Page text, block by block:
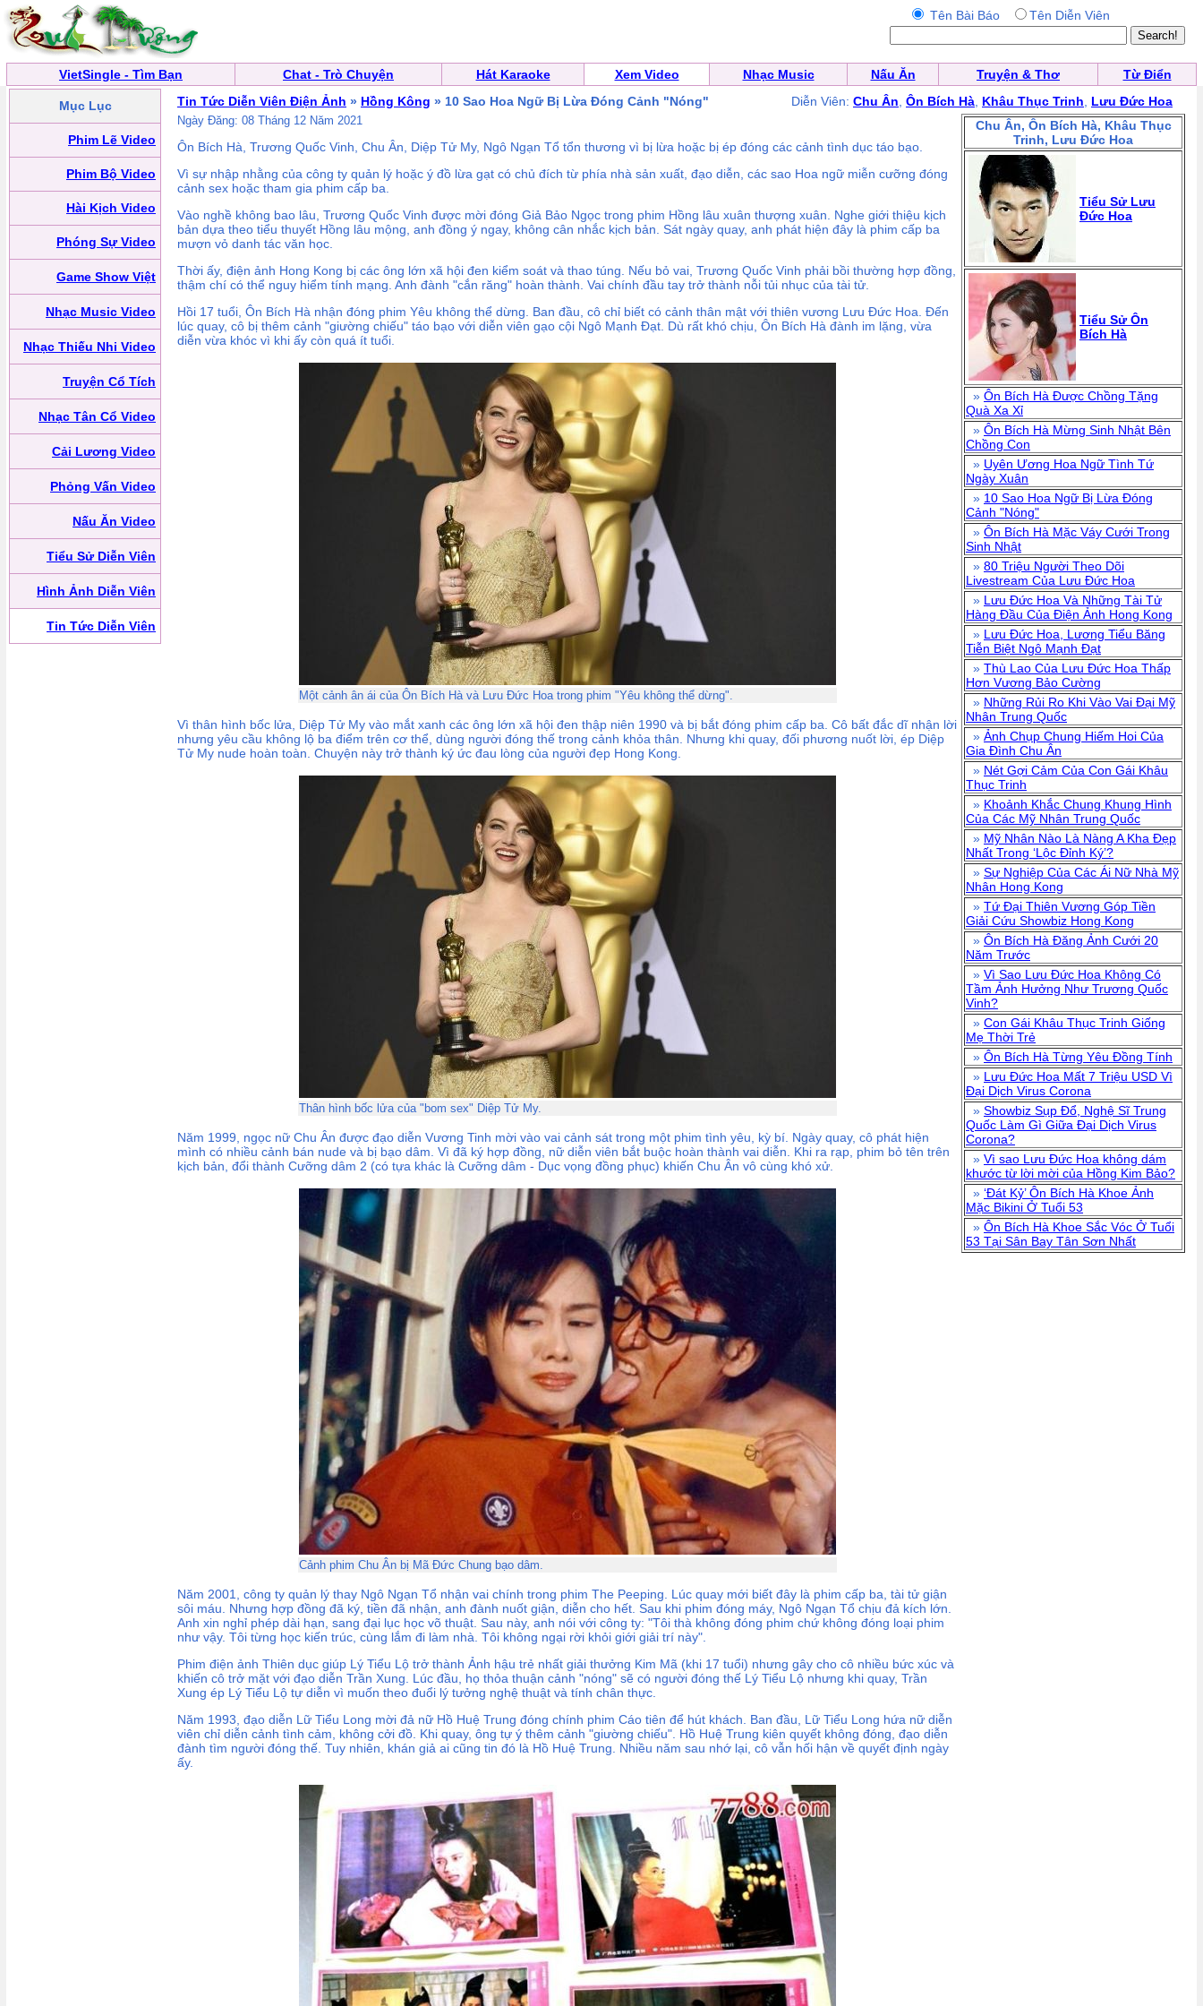
Tên Bài Báo Tên Diễn Viên
VietSingle - Tìm Bạn Chat - Trò Chuyện Hát Karaoke Xem Video Nhạc Music Nấu Ăn Truyện & Thơ Từ Điển
Mục Lục
Phim Lẽ Video
Phim Bộ Video
Hài Kịch Video
Phóng Sự Video
Game Show Việt
Nhạc Music Video
Nhạc Thiếu Nhi Video
Truyện Cổ Tích
Nhạc Tân Cổ Video
Cải Lương Video
Phỏng Vấn Video
Nấu Ăn Video
Tiểu Sử Diễn Viên
Hình Ảnh Diễn Viên
Tin Tức Diễn Viên
Tin Tức Diễn Viên Điện Ảnh » Hồng Kông » 10 Sao Hoa Ngữ Bị Lừa Đóng Cảnh "Nóng" Diễn Viên: Chu Ân Ôn Bích Hà Khâu Thục Trinh Lưu Đức Hoa
Ngày Đăng: 08 Tháng 12 Năm 2021
Ôn Bích Hà, Trương Quốc Vinh, Chu Ân, Diệp Tử My, Ngô Ngạn Tổ tổn thương vì bị lừa hoặc bị ép đóng các cảnh tình dục táo bạo.
Vì sự nhập nhằng của công ty quản lý hoặc ý đồ lừa gạt có chủ đích từ phía nhà sản xuất, đạo diễn, các sao Hoa ngữ miễn cưỡng đóng
cảnh sex hoặc tham gia phim cấp ba.
Vào nghề không bao lâu, Trương Quốc Vinh được mời đóng Giả Bảo Ngọc trong phim Hồng lâu xuân thượng xuân. Nghe giới thiệu kịch
bản dựa theo tiểu thuyết Hồng lâu mộng, anh đồng ý ngay, không cân nhắc kịch bản. Sát ngày quay, anh phát hiện đây là phim cấp ba
mượn vỏ danh tác văn học.
Thời ấy, điện ảnh Hong Kong bị các ông lớn xã hội đen kiểm soát và thao túng. Nếu bỏ vai, Trương Quốc Vinh phải bồi thường hợp đồng,
thậm chí có thể nguy hiểm tính mạng. Anh đành "cắn răng" hoàn thành. Vai chính đầu tay trở thành nỗi tủi nhục của tài tử.
Hồi 17 tuổi, Ôn Bích Hà nhận đóng phim Yêu không thể dừng. Ban đầu, cô chỉ biết có cảnh thân mật với thiên vương Lưu Đức Hoa. Đến
lúc quay, cô bị thêm cảnh "giường chiếu" táo bạo với diễn viên gạo cội Ngô Mạnh Đạt. Dù rất khó chịu, Ôn Bích Hà đành im lặng, vừa
diễn vừa khóc vì khi ấy còn quá ít tuổi.
Một cảnh ân ái của Ôn Bích Hà và Lưu Đức Hoa trong phim "Yêu không thể dừng".
Vì thân hình bốc lửa, Diệp Tử My vào mắt xanh các ông lớn xã hội đen thập niên 1990 và bị bắt đóng phim cấp ba. Cô bất đắc dĩ nhận lời
nhưng yêu cầu không lộ ba điểm trên cơ thể, dùng người đóng thế trong cảnh khỏa thân. Nhưng khi quay, đối phương nuốt lời, ép Diệp
Tử My nude hoàn toàn. Chuyện này trở thành ký ức đau lòng của người đẹp Hong Kong.
Thân hình bốc lửa của "bom sex" Diệp Tử My.
Năm 1999, ngọc nữ Chu Ân được đạo diễn Vương Tinh mời vào vai cảnh sát trong một phim tình yêu, kỳ bí. Ngày quay, cô phát hiện
mình có nhiều cảnh bán nude và bị bạo dâm. Vì đã ký hợp đồng, nữ diễn viên bắt buộc hoàn thành vai diễn. Khi ra rạp, phim bỏ tên trên
kịch bản, đổi thành Cưỡng dâm 2 (có tựa khác là Cưỡng dâm - Dục vọng đồng phục) khiến Chu Ân vô cùng khó xử.
Cảnh phim Chu Ân bị Mã Đức Chung bạo dâm.
Năm 2001, công ty quản lý thay Ngô Ngạn Tổ nhận vai chính trong phim The Peeping. Lúc quay mới biết đây là phim cấp ba, tài tử giận
sôi máu. Nhưng hợp đồng đã ký, tiền đã nhận, anh đành nuốt giận, diễn cho hết. Sau khi phim đóng máy, Ngô Ngạn Tổ chịu đả kích lớn.
Anh xin nghỉ phép dài hạn, sang đại lục học võ thuật. Sau này, anh nói với công ty: "Tôi thà không đóng phim chứ không đóng loại phim
như vậy. Tôi từng học kiến trúc, cùng lắm đi làm nhà. Tôi không ngại rời khỏi giới giải trí này".
Phim điện ảnh Thiên dục giúp Lý Tiểu Lộ trở thành Ảnh hậu trẻ nhất giải thưởng Kim Mã (khi 17 tuổi) nhưng gây cho cô nhiều bức xúc và
khiến cô trở mặt với đạo diễn Trần Xung. Lúc đầu, họ thỏa thuận cảnh "nóng" sẽ có người đóng thế Lý Tiểu Lộ nhưng khi quay, Trần
Xung ép Lý Tiểu Lộ tự diễn vì muốn theo đuổi lý tưởng nghệ thuật và tính chân thực.
Năm 1993, đạo diễn Lữ Tiểu Long mời đả nữ Hồ Huệ Trung đóng chính phim Cáo tiên để hút khách. Ban đầu, Lữ Tiểu Long hứa nữ diễn
viên chỉ diễn cảnh tình cảm, không cởi đồ. Khi quay, ông tự ý thêm cảnh "giường chiếu". Hồ Huệ Trung kiên quyết không đóng, đạo diễn
đành tìm người đóng thế. Tuy nhiên, khán giả ai cũng tin đó là Hồ Huệ Trung. Nhiều năm sau nhớ lại, cô vẫn hối hận về quyết định ngày
ấy.
Chu Ân, Ôn Bích Hà, Khâu Thục
Trinh, Lưu Đức Hoa
Tiểu Sử Lưu
Đức Hoa
Tiểu Sử Ôn
Bích Hà
» Ôn Bích Hà Được Chồng Tặng
Quà Xa Xỉ
» Ôn Bích Hà Mừng Sinh Nhật Bên
Chồng Con
» Uyên Ương Hoa Ngữ Tình Tứ
Ngày Xuân
» 10 Sao Hoa Ngữ Bị Lừa Đóng
Cảnh "Nóng"
» Ôn Bích Hà Mặc Váy Cưới Trong
Sinh Nhật
» 80 Triệu Người Theo Dõi
Livestream Của Lưu Đức Hoa
» Lưu Đức Hoa Và Những Tài Tử
Hàng Đầu Của Điện Ảnh Hong Kong
» Lưu Đức Hoa, Lương Tiểu Băng
Tiễn Biệt Ngô Mạnh Đạt
» Thù Lao Của Lưu Đức Hoa Thấp
Hơn Vương Bảo Cường
» Những Rủi Ro Khi Vào Vai Đại Mỹ
Nhân Trung Quốc
» Ảnh Chụp Chung Hiếm Hoi Của
Gia Đình Chu Ân
» Nét Gợi Cảm Của Con Gái Khâu
Thục Trinh
» Khoảnh Khắc Chung Khung Hình
Của Các Mỹ Nhân Trung Quốc
» Mỹ Nhân Nào Là Nàng A Kha Đẹp
Nhất Trong ‘Lộc Đỉnh Ký’?
» Sự Nghiệp Của Các Ái Nữ Nhà Mỹ
Nhân Hong Kong
» Tứ Đại Thiên Vương Góp Tiền
Giải Cứu Showbiz Hong Kong
» Ôn Bích Hà Đăng Ảnh Cưới 20
Năm Trước
» Vì Sao Lưu Đức Hoa Không Có
Tầm Ảnh Hưởng Như Trương Quốc
Vinh?
» Con Gái Khâu Thục Trinh Giống
Mẹ Thời Trẻ
» Ôn Bích Hà Từng Yêu Đồng Tính
» Lưu Đức Hoa Mất 7 Triệu USD Vì
Đại Dịch Virus Corona
» Showbiz Sụp Đổ, Nghệ Sĩ Trung
Quốc Làm Gì Giữa Đại Dịch Virus
Corona?
» Vì sao Lưu Đức Hoa không dám
khước từ lời mời của Hồng Kim Bảo?
» ‘Đát Kỷ’ Ôn Bích Hà Khoe Ảnh
Mặc Bikini Ở Tuổi 53
» Ôn Bích Hà Khoe Sắc Vóc Ở Tuổi
53 Tại Sân Bay Tân Sơn Nhất